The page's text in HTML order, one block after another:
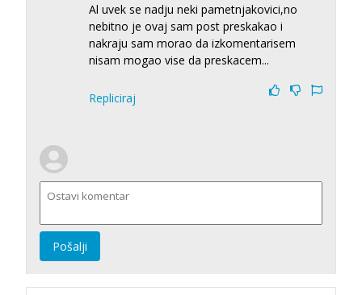
Al uvek se nadju neki pametnjakovici,no
nebitno je ovaj sam post preskakao i
nakraju sam morao da izkomentarisem
nisam mogao vise da preskacem...
Repliciraj
Pošalji